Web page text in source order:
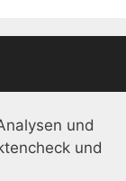
und
und